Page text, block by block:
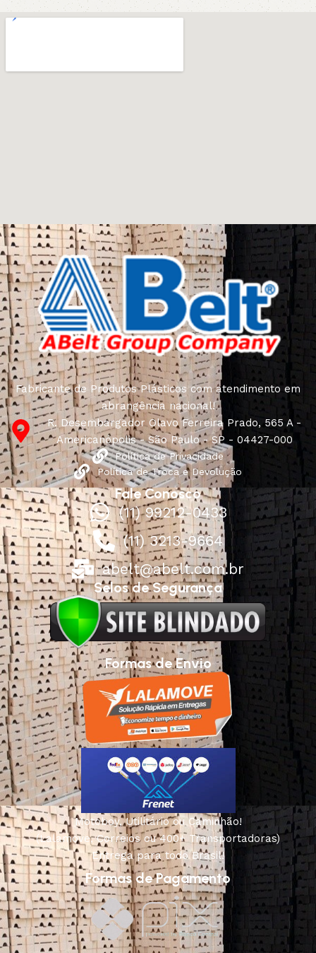
Fabricante de Produtos Plásticos com atendimento em
abrangência nacional!
R. Desembargador Olavo Ferreira Prado, 565 A -
Americanópolis - São Paulo - SP - 04427-000
Política de Privacidade
Política de Troca e Devolução
Fale Conosco
(11) 99212-0433
(11) 3213-9664
abelt@abelt.com.br
Selos de Segurança
Formas de Envio
Motoboy, Utilitário ou Caminhão!
(Lalamove, Correios ou 400+ Transportadoras)
Entrega para todo Brasil!
Formas de Pagamento